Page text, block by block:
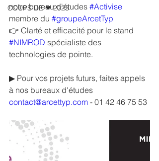
COUPS DE ❤ 2023
notre bureau d'études #Activise
membre du #groupeArcetTyp
👉 Clarté et efficacité pour le stand
#NIMROD spécialiste des
technologies de pointe.
▶ Pour vos projets futurs, faites appels
à nos bureaux d'études
contact@arcettyp.com - 01 42 46 75 53